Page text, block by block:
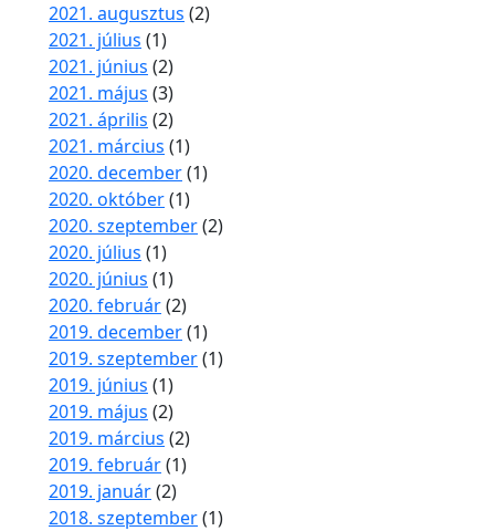
2021. augusztus (2)
2021. július (1)
2021. június (2)
2021. május (3)
2021. április (2)
2021. március (1)
2020. december(1)
2020. október(1)
2020. szeptember(2)
2020. július (1)
2020. június (1)
2020. február(2)
2019. december(1)
2019. szeptember(1)
2019. június (1)
2019. május (2)
2019. március (2)
2019. február(1)
2019. január(2)
2018. szeptember(1)